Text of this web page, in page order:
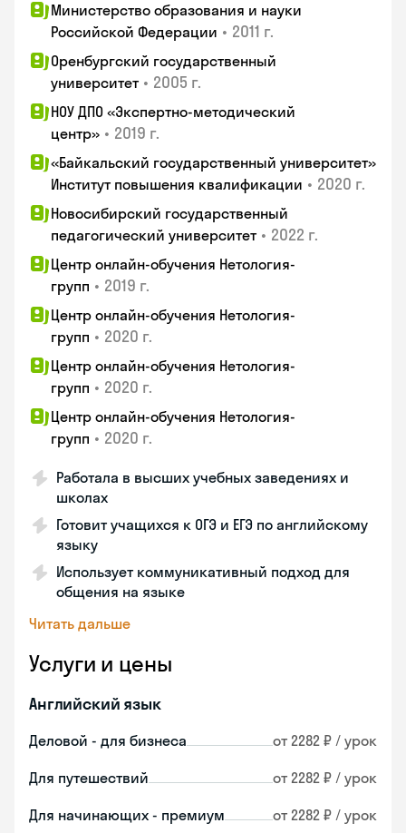
Министерство образования и науки
Российской Федерации • 2011 г.
Оренбургский государственный
университет • 2005 г.
НОУ ДПО «Экспертно-методический
центр» • 2019 г.
«Байкальский государственный университет»
Институт повышения квалификации • 2020 г.
Новосибирский государственный
педагогический университет • 2022 г.
Центр онлайн-обучения Нетология-
групп • 2019 г.
Центр онлайн-обучения Нетология-
групп • 2020 г.
Центр онлайн-обучения Нетология-
групп • 2020 г.
Центр онлайн-обучения Нетология-
групп • 2020 г.
Работала в высших учебных заведениях и
школах
Готовит учащихся к ОГЭ и ЕГЭ по английскому
языку
Использует коммуникативный подход для
общения на языке
Читать дальше
Услуги и цены
Английский язык
Деловой - для бизнеса от 2282 ₽ / урок
Для путешествий от 2282 ₽ / урок
Для начинающих - премиум от 2282 ₽ / урок